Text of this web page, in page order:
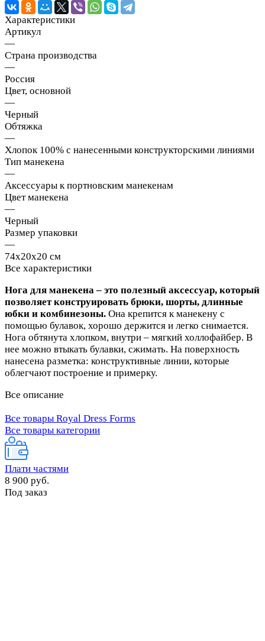
Характеристики
Артикул
—
Страна производства
—
Россия
Цвет, основной
—
Черный
Обтяжка
—
Хлопок 100% с нанесенными конструкторскими линиями
Тип манекена
—
Аксессуары к портновским манекенам
Цвет манекена
—
Черный
Размер упаковки
—
74х20х20 см
Все характеристики
Нога для манекена – это полезный аксессуар, который
позволяет конструировать брюки, шорты, длинные
юбки и комбинезоны. Она крепится к манекену с
помощью булавок, хорошо держится и легко снимается.
Нога обтянута хлопком, внутри – мягкий холлофайбер. В
нее можно втыкать булавки, сжимать. На поверхность
нанесена разметка: конструктивные линии, которые
облегчают построение и примерку.
Все описание
Все товары Royal Dress Forms
Все товары категории
Плати частями
8 900 руб.
Под заказ